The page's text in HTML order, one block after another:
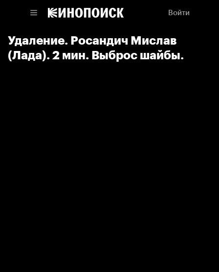
Войти
Удаление. Росандич Мислав
(Лада). 2 мин. Выброс шайбы.